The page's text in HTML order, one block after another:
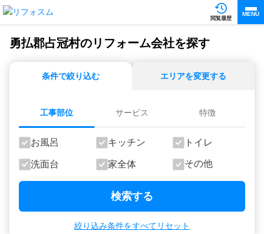
閲覧履歴
MENU
勇払郡占冠村のリフォーム会社を探す
条件で絞り込む エリアを変更する
工事部位 サービス 特徴
お風呂 キッチン トイレ
洗面台 家全体 その他
検索する
絞り込み条件をすべてリセット